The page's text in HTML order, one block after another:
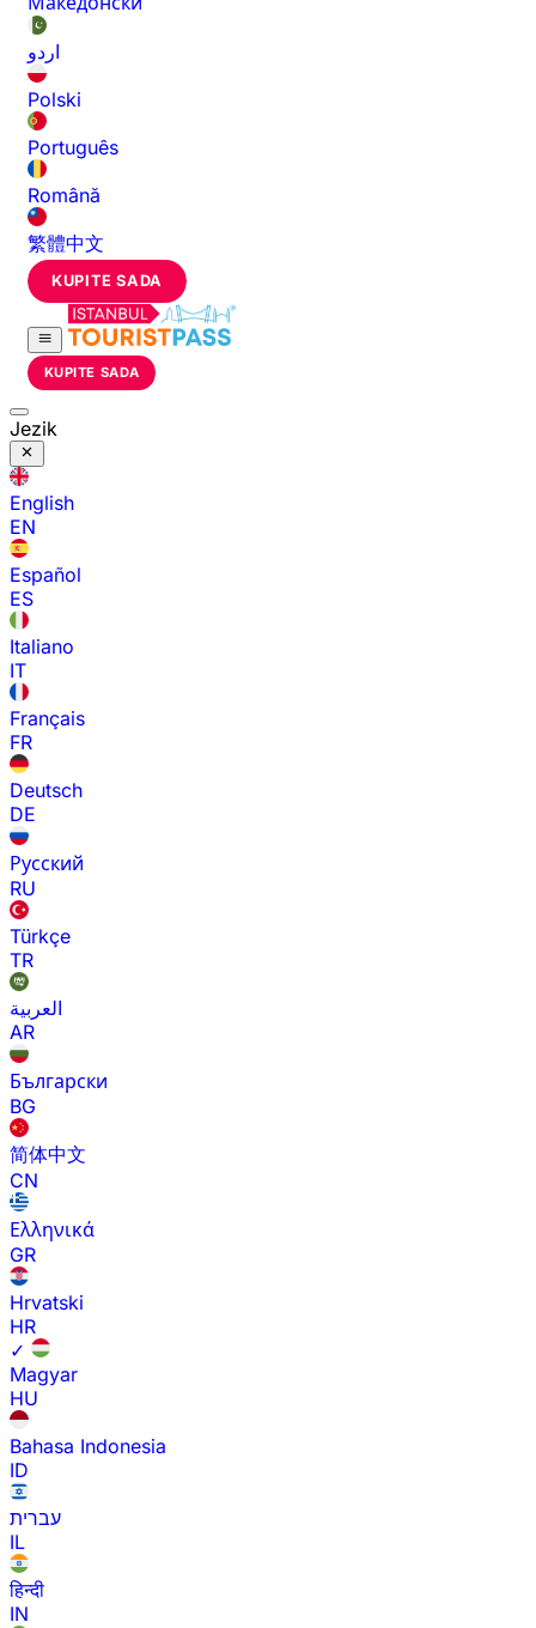
اردو
Polski
Português
Română
繁體中文
KUPITE SADA
KUPITE SADA
Jezik
English
EN
Español
ES
Italiano
IT
Français
FR
Deutsch
DE
Русский
RU
Türkçe
TR
العربية
AR
Български
BG
简体中文
CN
Ελληνικά
GR
Hrvatski
HR
✓
Magyar
HU
Bahasa Indonesia
ID
עברית
IL
हिन्दी
IN